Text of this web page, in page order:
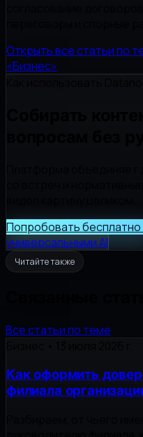
Открыть все статьи по
«Бизнес»
Попробовать бесплатно
универсальными AI
Читайте также
Все статьи по теме
Как оформить
филиала